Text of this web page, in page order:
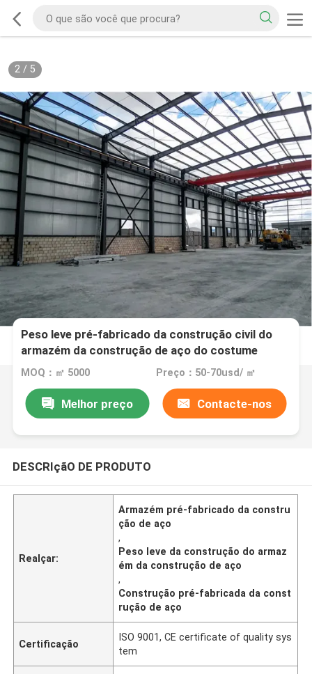
2/ 5
Peso leve pré-fabricado da construção civil do
armazém da construção de aço do costume
MOQ：㎡ 5000 Preço：50-70usd/ ㎡
Melhor preço Contacte-nos
DESCRIçãO DE PRODUTO
Realçar:
Armazém pré-fabricado da constru
ção de aço
,
Peso leve da construção do armaz
ém da construção de aço
,
Construção pré-fabricada da const
rução de aço
Certificação
ISO 9001, CE certificate of quality sys
tem